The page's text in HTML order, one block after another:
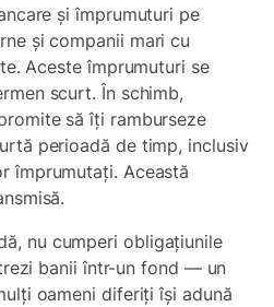
și împrumuturi pe
și companii mari cu
Aceste împrumuturi se
scurt. În schimb,
să îți ramburseze
perioadă de timp, inclusiv
împrumutați. Această
nu cumperi obligațiunile
banii într-un fond — un
oameni diferiți își adună